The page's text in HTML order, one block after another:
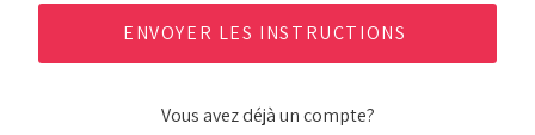
Vous avez déjà un compte?